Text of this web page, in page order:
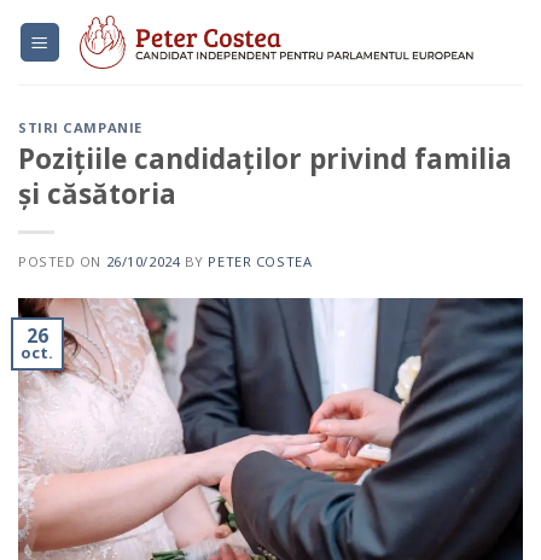
STIRI CAMPANIE
Pozițiile candidaților privind familia
și căsătoria
POSTED ON 26/10/2024BY PETER COSTEA
26
oct.